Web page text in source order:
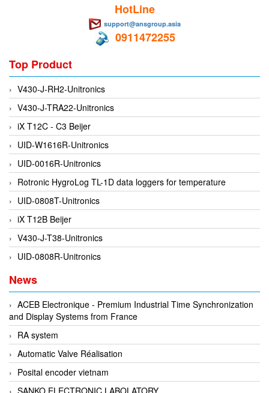
CS&P Technologies
CS-Instrument
cs-instruments
CTC
Cygnus
Cypet Vietnam
Daehan Sensor
Daito Kogyo
Dandong Huayu
Danfoss
Datalogic Vietnam
Datexel
Debron VietNam
DEIF
Delmhorst VietNam
DELTA
Delta Ohm
Delta sensor
Delta-mobrey
HotLine
support@ansgroup.asia
0911472255
Top Product
V430-J-RH2-Unitronics
V430-J-TRA22-Unitronics
iX T12C - C3 Beijer
UID-W1616R-Unitronics
UID-0016R-Unitronics
Rotronic HygroLog TL-1D data loggers for temperature
UID-0808T-Unitronics
iX T12B Beijer
V430-J-T38-Unitronics
UID-0808R-Unitronics
News
ACEB Electronique - Premium Industrial Time Synchronization
and Display Systems from France
RA system
Automatic Valve Réalisation
Posital encoder vietnam
SANKO ELECTRONIC LABOLATORY